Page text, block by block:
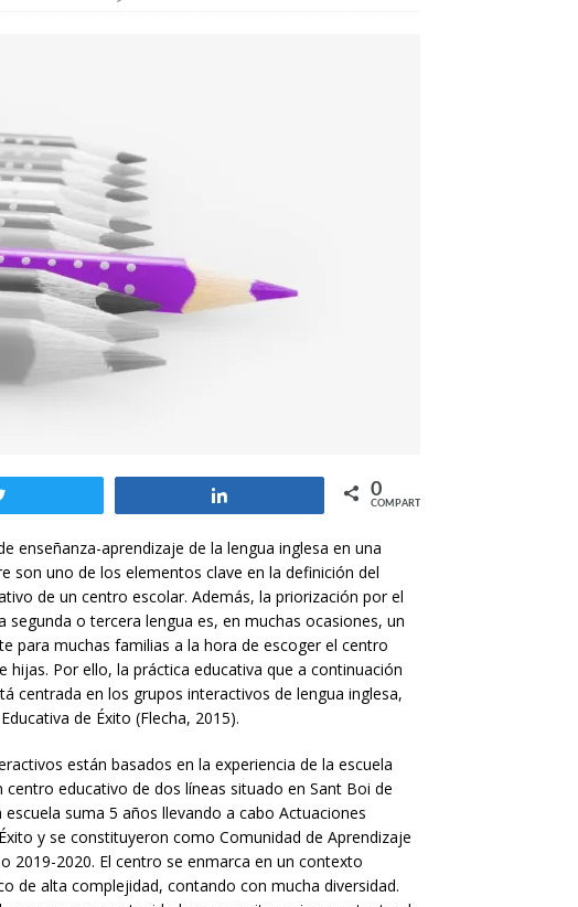
0
COMPARTIR
enseñanza-aprendizaje de la lengua inglesa en una
son uno de los elementos clave en la definición del
de un centro escolar. Además, la priorización por el
segunda o tercera lengua es, en muchas ocasiones, un
para muchas familias a la hora de escoger el centro
hijas. Por ello, la práctica educativa que a continuación
centrada en los grupos interactivos de lengua inglesa,
de Éxito (Flecha, 2015).
están basados en la experiencia de la escuela
centro educativo de dos líneas situado en Sant Boi de
escuela suma 5 años llevando a cabo Actuaciones
y se constituyeron como Comunidad de Aprendizaje
2019-2020. El centro se enmarca en un contexto
de alta complejidad, contando con mucha diversidad.